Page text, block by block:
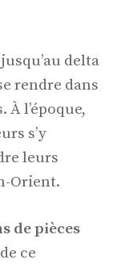
delta
rendre dans
À l’époque,
s’y
leurs
Orient.
de pièces
ce